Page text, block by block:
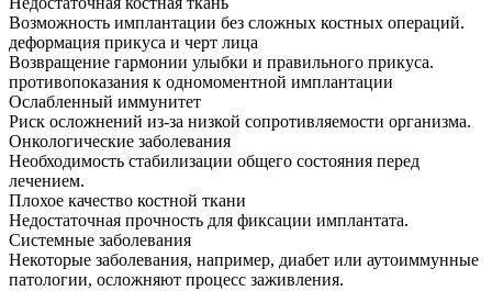
Возможность имплантации без сложных костных операций.
деформация прикуса и черт лица
Возвращение гармонии улыбки и правильного прикуса.
противопоказания к одномоментной имплантации
Ослабленный иммунитет
Риск осложнений из-за низкой сопротивляемости организма.
Онкологические заболевания
Необходимость стабилизации общего состояния перед
лечением.
Плохое качество костной ткани
Недостаточная прочность для фиксации имплантата.
Системные заболевания
Некоторые заболевания, например, диабет или аутоиммунные
патологии, осложняют процесс заживления.